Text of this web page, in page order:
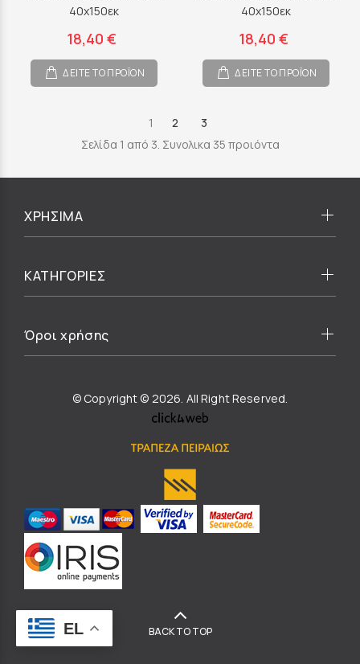
40x150εκ
18,40 €
ΔΕΙΤΕ ΤΟ ΠΡΟΪΟΝ
40x150εκ
18,40 €
ΔΕΙΤΕ ΤΟ ΠΡΟΪΟΝ
1 2
3
Σελίδα 1 από 3. Συνολικα 35 προιόντα
ΧΡΗΣΙΜΑ
ΚΑΤΗΓΟΡΙΕΣ
Όροι χρήσης
© Copyright © 2026. All Right Reserved.
BACK TO TOP
EL